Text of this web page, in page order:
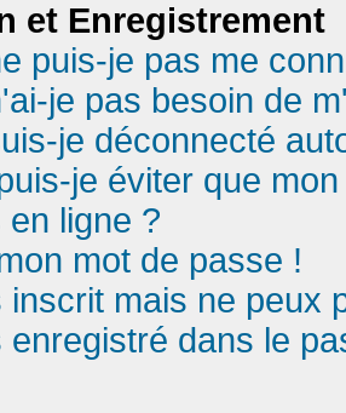
et Enregistrement
puis-je pas me
je pas besoin de
je déconnecté
je éviter que
ligne ?
mot de passe !
inscrit mais ne peux
enregistré dans le